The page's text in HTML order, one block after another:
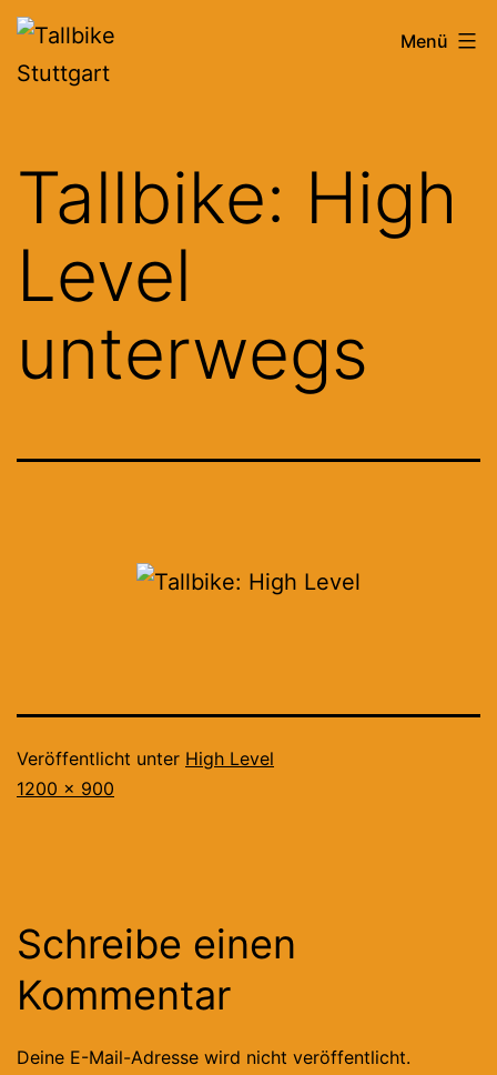
Zum
springen
Tallbike
Stuttgart
Menü
Tallbike: High
Level
unterwegs
Veröffentlicht unter High Level
Originalgröße
1200 × 900
Schreibe einen
Kommentar
Deine E-Mail-Adresse wird nicht veröffentlicht.